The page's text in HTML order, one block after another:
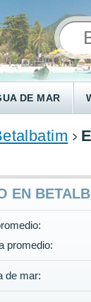
DE MAR
EN
promedio:
de mar: